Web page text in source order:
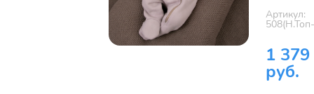
Артикул:
1 379
руб.